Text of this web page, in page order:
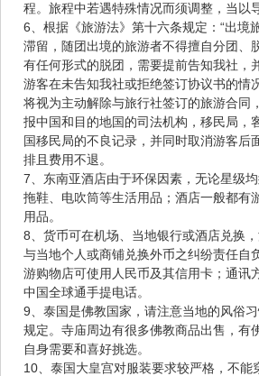
程。旅程中若遇特殊情况而须调整，当以
6、根据《旅游法》第十六条规定：“出境
滞留，随团出境的旅游者不得擅自分团、
有任何形式的脱团，需要提前告知我社，
游客在未告知我社或拒绝签订协议书的情
将视为主动解除与旅行社签订的旅游合同
报中国和目的地国的司法机构，移民局，
国移民局的不良记录，并同时取消游客后
排且费用不退。
7、东南亚酒店由于环保因素，无论星级均
拖鞋、电吹筒等生活用品；酒店一般都有
用品。
8、货币可在机场、当地银行或酒店兑换
与当地个人或商铺兑换外币之纠纷责任自
游购物店可使用人民币及其信用卡；通讯
中国全球通手提电话。
9、泰国是佛教国家，请注意当地的风俗
规定。寺庙周边有很多佛教商品出售，有
自身需要和喜好挑选。
10、泰国大皇宫对服装要求较严格，不能